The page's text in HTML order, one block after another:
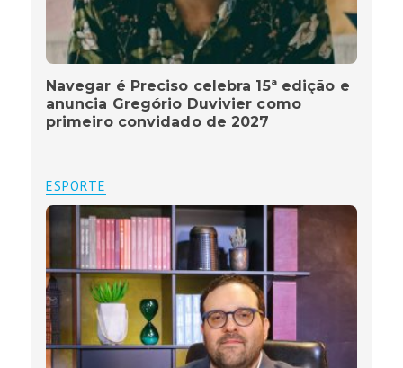
Navegar é Preciso celebra 15ª edição e
anuncia Gregório Duvivier como
primeiro convidado de 2027
ESPORTE